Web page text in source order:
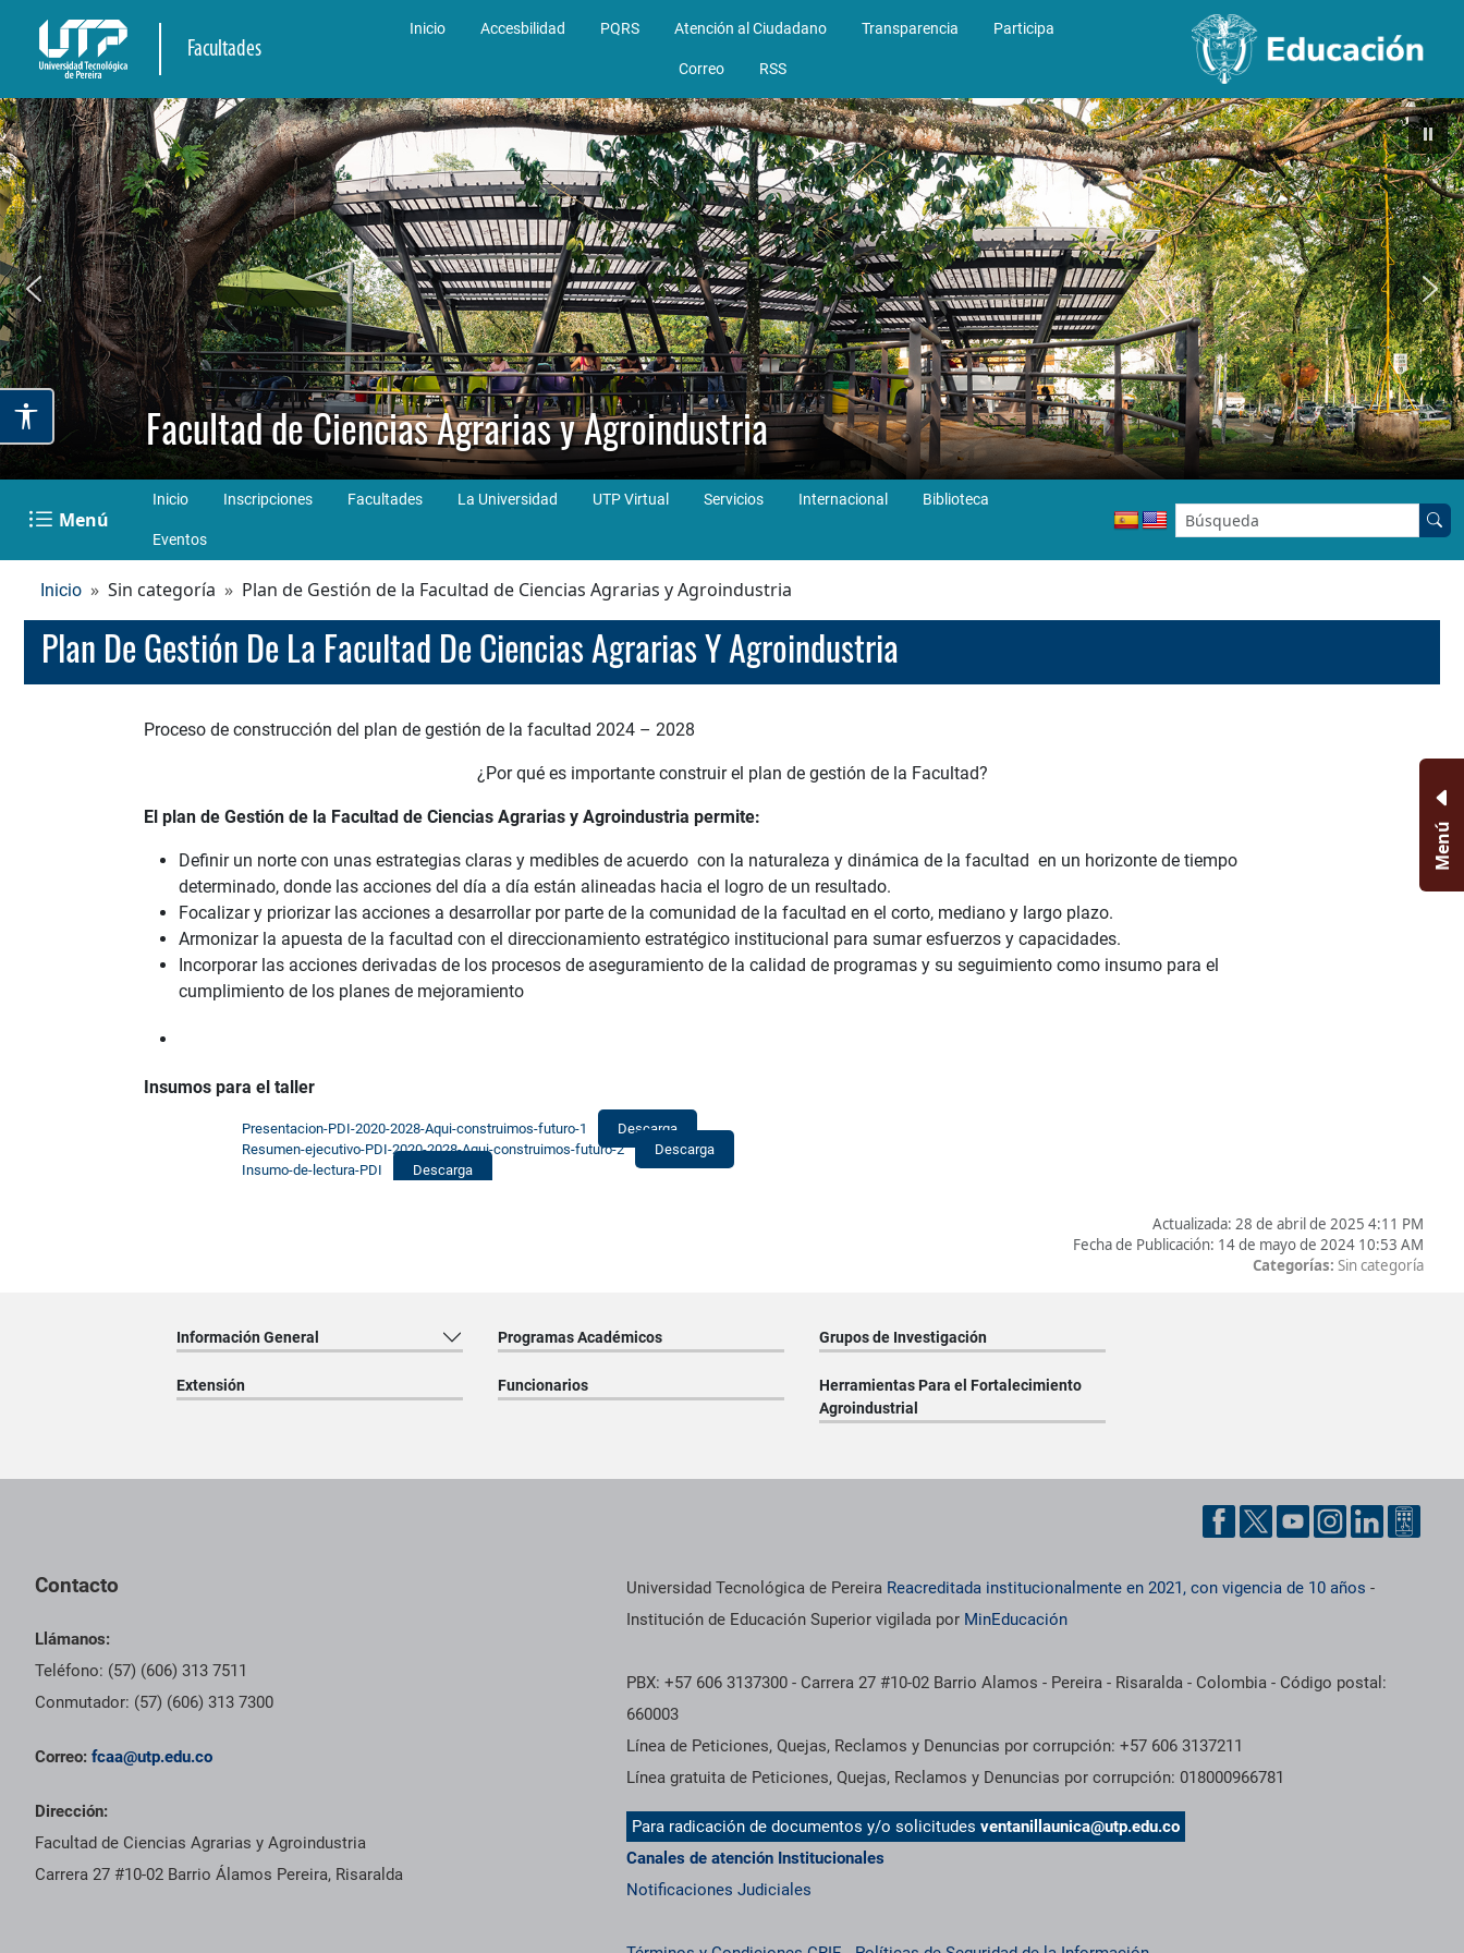
Facultades
Inicio Accesbilidad PQRS Atención al Ciudadano Transparencia Participa
Correo RSS
Facultad de Ciencias Agrarias y Agroindustria
Menú
Inicio Inscripciones Facultades La Universidad UTP Virtual Servicios Internacional Biblioteca
Eventos
Buscar en el sitio:
Inicio Sin categoría Plan de Gestión de la Facultad de Ciencias Agrarias y Agroindustria
Plan De Gestión De La Facultad De Ciencias Agrarias Y Agroindustria
Proceso de construcción del plan de gestión de la facultad 2024 – 2028
¿Por qué es importante construir el plan de gestión de la Facultad?
El plan de Gestión de la Facultad de Ciencias Agrarias y Agroindustria permite:
Definir un norte con unas estrategias claras y medibles de acuerdo con la naturaleza y dinámica de la facultad en un horizonte de tiempo
determinado, donde las acciones del día a día están alineadas hacia el logro de un resultado.
Focalizar y priorizar las acciones a desarrollar por parte de la comunidad de la facultad en el corto, mediano y largo plazo.
Armonizar la apuesta de la facultad con el direccionamiento estratégico institucional para sumar esfuerzos y capacidades.
Incorporar las acciones derivadas de los procesos de aseguramiento de la calidad de programas y su seguimiento como insumo para el
cumplimiento de los planes de mejoramiento
Insumos para el taller
Presentacion-PDI-2020-2028-Aqui-construimos-futuro-1
Descarga
Resumen-ejecutivo-PDI-2020-2028-Aqui-construimos-futuro-2
Descarga
Insumo-de-lectura-PDI
Descarga
Actualizada: 28 de abril de 2025 4:11 PM
Fecha de Publicación: 14 de mayo de 2024 10:53 AM
Categorías: Sin categoría
Menú
Información General Programas Académicos Grupos de Investigación
Extensión Funcionarios
Herramientas Para el Fortalecimiento
Agroindustrial
Contacto
Llámanos:
Teléfono: (57) (606) 313 7511
Conmutador: (57) (606) 313 7300
Correo: fcaa@utp.edu.co
Dirección:
Facultad de Ciencias Agrarias y Agroindustria
Carrera 27 #10-02 Barrio Álamos Pereira, Risaralda
Información institucional
Universidad Tecnológica de Pereira Reacreditada institucionalmente en 2021, con vigencia de 10 años -
Institución de Educación Superior vigilada por MinEducación
PBX: +57 606 3137300 - Carrera 27 #10-02 Barrio Alamos - Pereira - Risaralda - Colombia - Código postal:
660003
Línea de Peticiones, Quejas, Reclamos y Denuncias por corrupción: +57 606 3137211
Línea gratuita de Peticiones, Quejas, Reclamos y Denuncias por corrupción: 018000966781
Para radicación de documentos y/o solicitudesventanillaunica@utp.edu.co
Canales de atención Institucionales
Notificaciones Judiciales